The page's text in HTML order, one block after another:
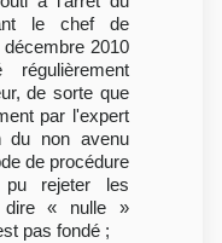
le chef de
2010
de sorte que
par l'expert
du non avenu
de procédure
rejeter les
dire « nulle »
pas fondé ;